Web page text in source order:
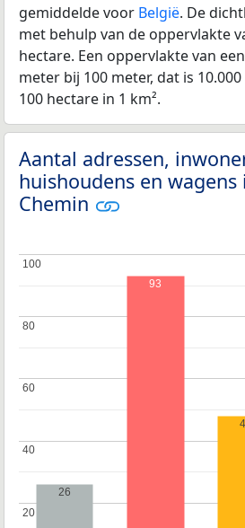
gemiddelde voor België. De
met behulp van de oppervlakte
hectare. Een oppervlakte van
meter bij 100 meter, dat is
100 hectare in 1 km².
Aantal adressen,
huishoudens en
Chemin
20
20
40
40
60
60
80
80
100
100
26
93